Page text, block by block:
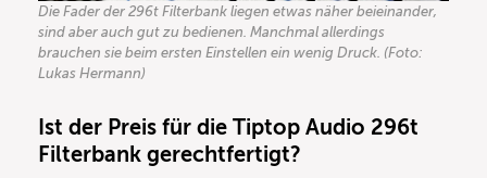
Die Fader der 296t Filterbank liegen etwas näher beieinander,
sind aber auch gut zu bedienen. Manchmal allerdings
brauchen sie beim ersten Einstellen ein wenig Druck. (Foto:
Lukas Hermann)
Ist der Preis für die Tiptop Audio 296t
Filterbank gerechtfertigt?